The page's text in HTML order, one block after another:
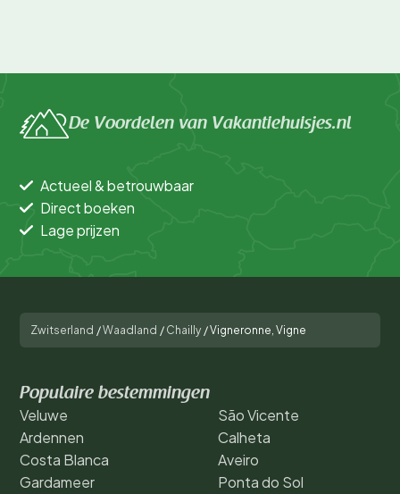
De Voordelen van Vakantiehuisjes.nl
Actueel & betrouwbaar
Direct boeken
Lage prijzen
Zwitserland /Waadland / Chailly /Vigneronne, Vigne
Populaire bestemmingen
Veluwe
Ardennen
Costa Blanca
Gardameer
São Vicente
Calheta
Aveiro
Ponta do Sol